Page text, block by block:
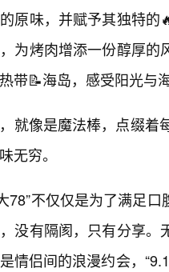
原味，并赋予其独特
为烤肉增添一份醇厚
带📝海岛，感受阳光与
就像是魔法棒，点缀着
无穷。
78”不仅仅是为了满足
没有隔阂，只有分享
情侣间的浪漫约会，